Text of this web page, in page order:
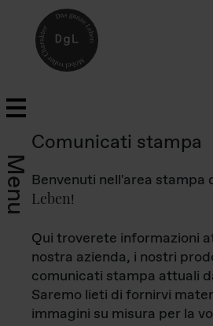
Menu
Comunicati stampa
Benvenuti nell'area stampa
Leben!
Qui troverete informazioni
nostra azienda, i nostri
comunicati stampa attuali
Saremo lieti di fornirvi
immagini su misura per la